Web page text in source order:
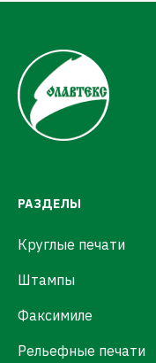
РАЗДЕЛЫ
Круглые печати
Штампы
Факсимиле
Рельефные печати